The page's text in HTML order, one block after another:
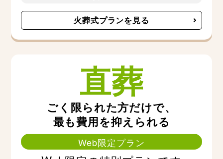
火葬式プランを見る
直葬
ごく限られた方だけで、
最も費用を抑えられる
Web限定プラン